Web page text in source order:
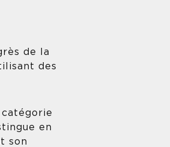
de la
des
en
son